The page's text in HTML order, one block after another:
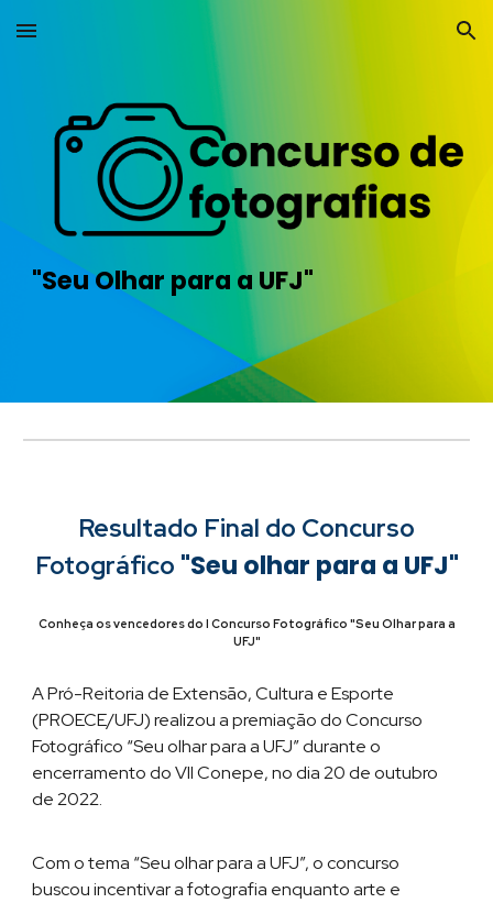
Skip to main content Skip to navigation
"SeuOlhar para a UFJ"
Resultado Final do Concurso
Fotográfico "Seu olhar para a UFJ"
Conheça os vencedores do I Concurso Fotográfico "Seu Olhar para a
UFJ"
A Pró-Reitoria de Extensão, Cultura e Esporte
(PROECE/UFJ) realizou a premiação do Concurso
Fotográfico “Seu olhar para a UFJ” durante o
encerramento do VII Conepe, no dia 20 de outubro
de 2022.
Com o tema “Seu olhar para a UFJ”, o concurso
buscou incentivar a fotografia enquanto arte e